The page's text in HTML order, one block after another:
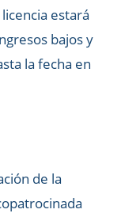
estará
bajos y
la fecha en
de la